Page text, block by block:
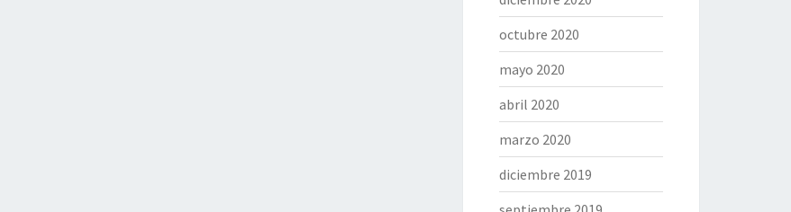
octubre 2020
mayo 2020
abril 2020
marzo 2020
diciembre 2019